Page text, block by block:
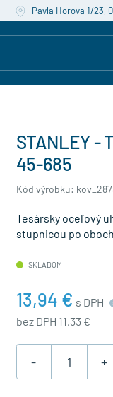
Pavla Horova 1/23,
STANLEY -
45-685
Kód výrobku:
Tesársky oceľový
stupnicou po
SKLADOM
13,94 € s DPH
bez DPH 11,33 €
- +